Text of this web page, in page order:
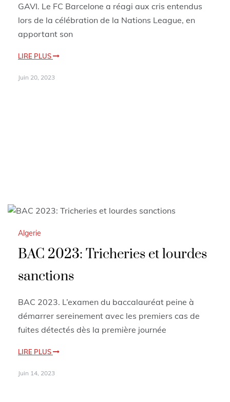
GAVI. Le FC Barcelone a réagi aux cris entendus
lors de la célébration de la Nations League, en
apportant son
LIRE PLUS
Juin 20, 2023
Algerie
BAC 2023: Tricheries et lourdes
sanctions
BAC 2023. L’examen du baccalauréat peine à
démarrer sereinement avec les premiers cas de
fuites détectés dès la première journée
LIRE PLUS
Juin 14, 2023